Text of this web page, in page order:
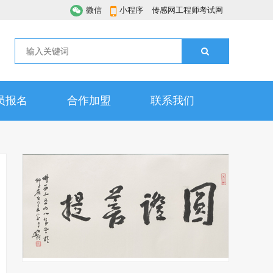
微信 小程序 传感网工程师考试网
报名 合作加盟 联系我们